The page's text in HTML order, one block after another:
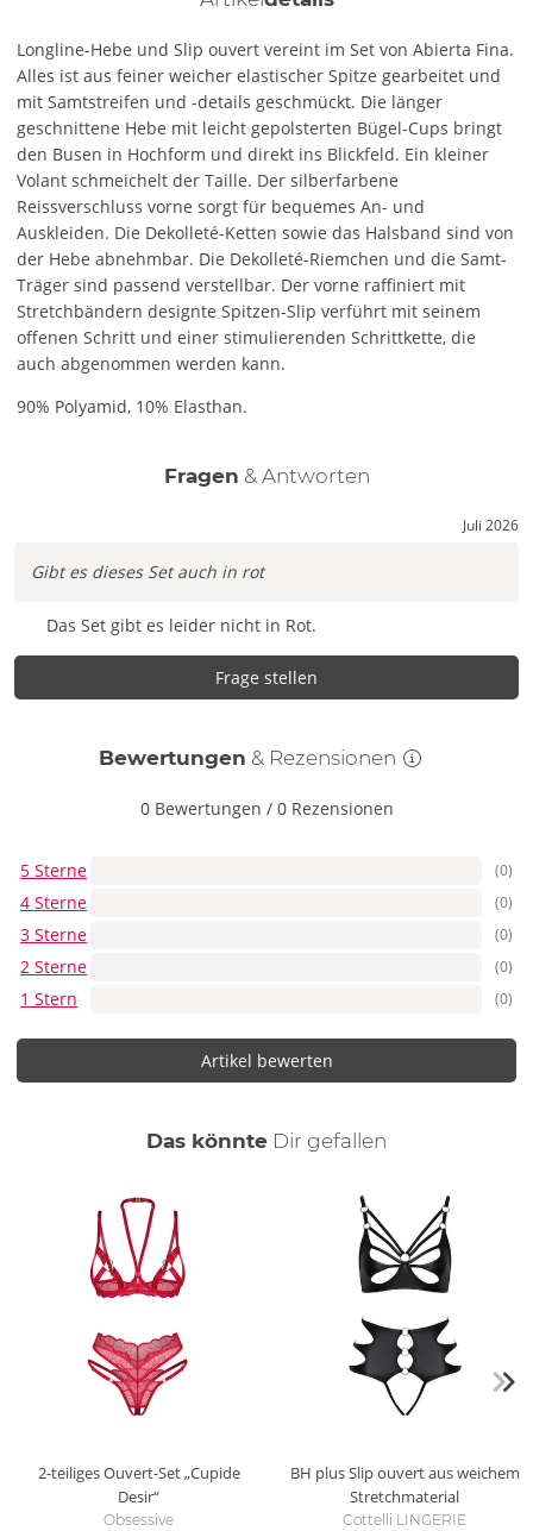
Longline-Hebe und Slip ouvert vereint im Set von Abierta Fina.
Alles ist aus feiner weicher elastischer Spitze gearbeitet und
mit Samtstreifen und -details geschmückt. Die länger
geschnittene Hebe mit leicht gepolsterten Bügel-Cups bringt
den Busen in Hochform und direkt ins Blickfeld. Ein kleiner
Volant schmeichelt der Taille. Der silberfarbene
Reissverschluss vorne sorgt für bequemes An- und
Auskleiden. Die Dekolleté-Ketten sowie das Halsband sind von
der Hebe abnehmbar. Die Dekolleté-Riemchen und die Samt-
Träger sind passend verstellbar. Der vorne raffiniert mit
Stretchbändern designte Spitzen-Slip verführt mit seinem
offenen Schritt und einer stimulierenden Schrittkette, die
auch abgenommen werden kann.
90% Polyamid, 10% Elasthan.
Fragen & Antworten
Juli 2026
Gibt es dieses Set auch in rot
Das Set gibt es leider nicht in Rot.
Frage stellen
Bewertungen & Rezensionen
0 Bewertungen / 0 Rezensionen
5 Sterne (0)
4 Sterne (0)
3 Sterne (0)
2 Sterne (0)
1 Stern (0)
Artikel bewerten
Das könnte Dir auch
gefallen
2-teiliges Ouvert-Set „Cupide
Desir“
Obsessive
BH plus Slip ouvert aus weichem
Stretchmaterial
Cottelli LINGERIE